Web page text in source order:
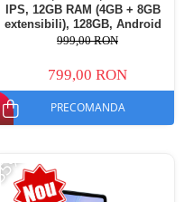
IPS, 12GB RAM (4GB + 8GB
extensibili), 128GB, Android
15, 7700mAh, Dual SIM
999,00 RON
799,00 RON
PRECOMANDA
-35%